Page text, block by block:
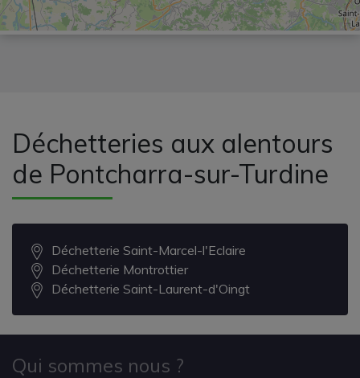
Déchetteries aux alentours
de Pontcharra-sur-Turdine
Déchetterie Saint-Marcel-l'Eclaire
Déchetterie Montrottier
Déchetterie Saint-Laurent-d'Oingt
Qui sommes nous ?